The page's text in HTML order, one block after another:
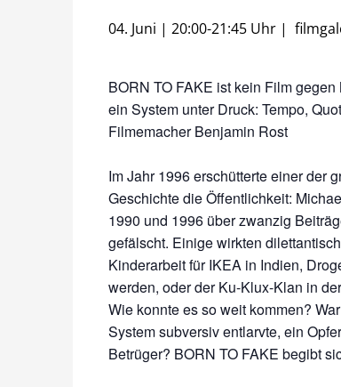
04. Juni | 20:00-21:45 Uhr |
BORN TO FAKE ist kein Film
ein System unter Druck: Tempo,
Filmemacher Benjamin Rost
Im Jahr 1996 erschütterte einer der
Geschichte die Öffentlichkeit:
1990 und 1996 über zwanzig
gefälscht. Einige wirkten
Kinderarbeit für IKEA in Indien,
werden, oder der Ku-Klux-Klan in
Wie konnte es so weit kommen?
System subversiv entlarvte, ein
Betrüger? BORN TO FAKE begibt